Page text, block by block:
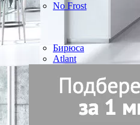
No Frost
Бирюса
Atlant